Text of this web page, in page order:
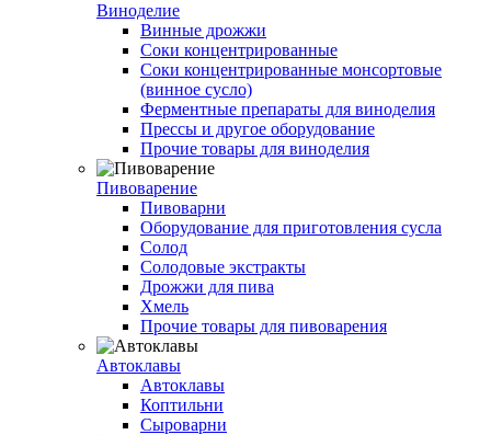
Виноделие
Винные дрожжи
Соки концентрированные
Соки концентрированные монсортовые
(винное сусло)
Ферментные препараты для виноделия
Прессы и другое оборудование
Прочие товары для виноделия
Пивоварение
Пивоварни
Оборудование для приготовления сусла
Солод
Солодовые экстракты
Дрожжи для пива
Хмель
Прочие товары для пивоварения
Автоклавы
Автоклавы
Коптильни
Сыроварни